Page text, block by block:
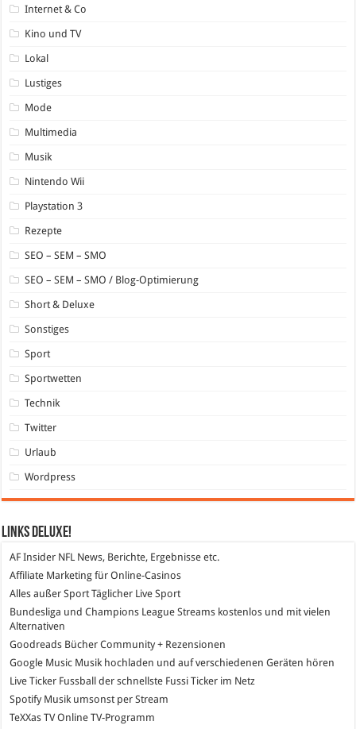
Internet & Co
Kino und TV
Lokal
Lustiges
Mode
Multimedia
Musik
Nintendo Wii
Playstation 3
Rezepte
SEO – SEM – SMO
SEO – SEM – SMO / Blog-Optimierung
Short & Deluxe
Sonstiges
Sport
Sportwetten
Technik
Twitter
Urlaub
Wordpress
Links DeLuXe!
AF Insider NFL News, Berichte, Ergebnisse etc.
Affiliate Marketing für Online-Casinos
Alles außer SportTäglicher Live Sport
Bundesliga und Champions League Streams kostenlos und mit vielen
Alternativen
Goodreads Bücher Community + Rezensionen
Google Music Musik hochladen und auf verschiedenen Geräten hören
Live Ticker Fussball
der schnellste Fussi Ticker im Netz
SpotifyMusik umsonst per Stream
TeXXas TVOnline TV-Programm